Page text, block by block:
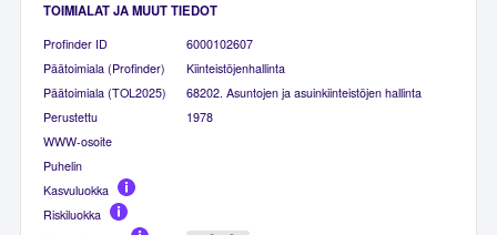
TOIMIALAT JA MUUT TIEDOT
Profinder ID
6000102607
Päätoimiala (Profinder)
Kiinteistöjenhallinta
Päätoimiala (TOL2025)
68202. Asuntojen ja asuinkiinteistöjen hallinta
Perustettu
1978
WWW-osoite
Puhelin
Kasvuluokka
Riskiluokka